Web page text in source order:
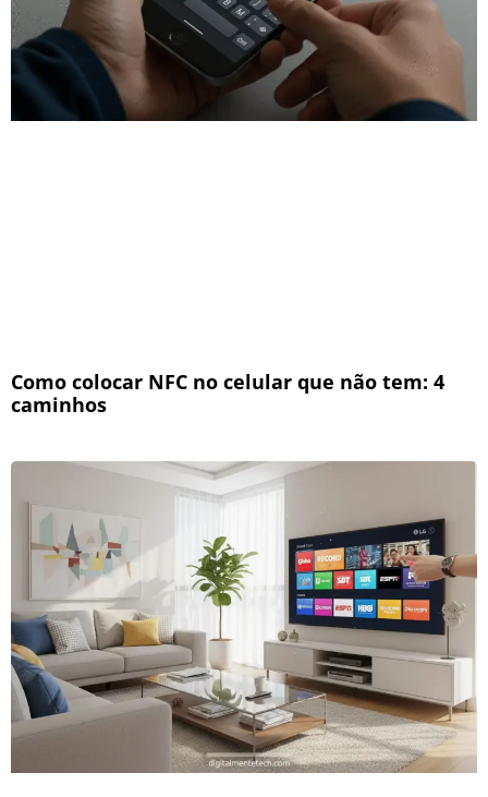
Como colocar NFC no celular que não tem: 4
caminhos